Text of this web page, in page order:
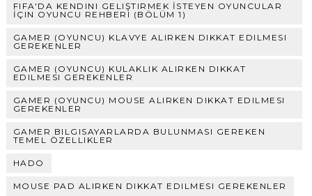
FIFA'DA KENDINI GELIŞTIRMEK İSTEYEN OYUNCULAR
İÇIN OYUNCU REHBERI (BÖLÜM 1)
GAMER (OYUNCU) KLAVYE ALIRKEN DIKKAT EDILMESI
GEREKENLER
GAMER (OYUNCU) KULAKLIK ALIRKEN DIKKAT
EDILMESI GEREKENLER
GAMER (OYUNCU) MOUSE ALIRKEN DIKKAT EDILMESI
GEREKENLER
GAMER BILGISAYARLARDA BULUNMASI GEREKEN
TEMEL ÖZELLIKLER
HADO
MOUSE PAD ALIRKEN DIKKAT EDILMESI GEREKENLER